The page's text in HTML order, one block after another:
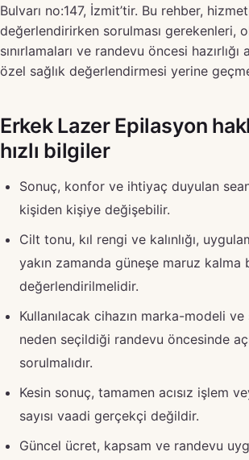
Bulvarı no:147, İzmit’tir. Bu rehber,
değerlendirirken sorulması gerekenleri,
sınırlamaları ve randevu öncesi hazırlığı
özel sağlık değerlendirmesi yerine
Erkek Lazer Epilasyon
hızlı bilgiler
Sonuç, konfor ve ihtiyaç duyulan
kişiden kişiye değişebilir.
Cilt tonu, kıl rengi ve kalınlığı,
yakın zamanda güneşe maruz kalma
değerlendirilmelidir.
Kullanılacak cihazın marka-modeli
neden seçildiği randevu öncesinde
sorulmalıdır.
Kesin sonuç, tamamen acısız işlem
sayısı vaadi gerçekçi değildir.
Güncel ücret, kapsam ve randevu